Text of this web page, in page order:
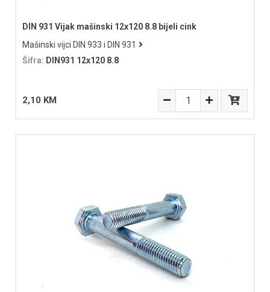
DIN 931 Vijak mašinski 12x120 8.8 bijeli cink
Mašinski vijci DIN 933 i DIN 931
Šifra: DIN931 12x120 8.8
2,10 KM